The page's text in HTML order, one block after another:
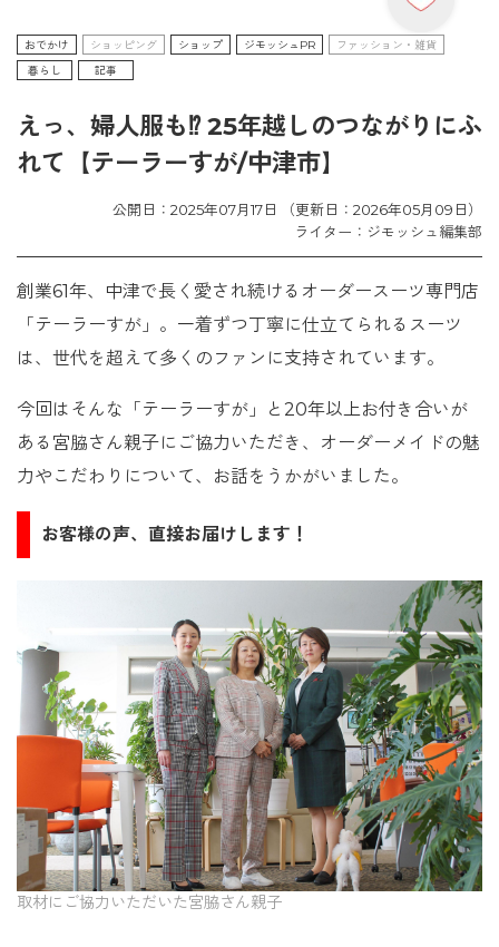
おでかけ ショッピング ショップ ジモッシュPR
ファッション・雑貨
暮らし
記事
えっ、婦人服も⁉ 25年越しのつながりにふ
れて【テーラーすが/中津市】
公開日：2025年07月17日 （更新日：2026年05月09日）
ライター：ジモッシュ編集部
創業61年、中津で長く愛され続けるオーダースーツ専門店
「テーラーすが」。一着ずつ丁寧に仕立てられるスーツ
は、世代を超えて多くのファンに支持されています。
今回はそんな「テーラーすが」と20年以上お付き合いが
ある宮脇さん親子にご協力いただき、オーダーメイドの魅
力やこだわりについて、お話をうかがいました。
お客様の声、直接お届けします！
取材にご協力いただいた宮脇さん親子